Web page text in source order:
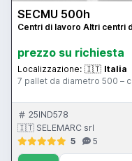
SECMU 500h
Centri di lavoro Altri centri
prezzo su richiesta
Localizzazione: 🇮🇹 Italia
7 pallet da diametro 500 –
25IND578
🇮🇹 SELEMARC srl
5
5